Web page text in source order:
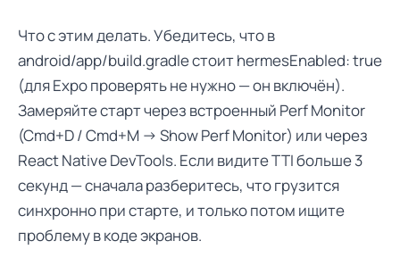
Что с этим делать. Убедитесь, что в
android/app/build.gradle стоит hermesEnabled: true
(для Expo проверять не нужно — он включён).
Замеряйте старт через встроенный Perf Monitor
(Cmd+D / Cmd+M → Show Perf Monitor) или через
React Native DevTools. Если видите TTI больше 3
секунд — сначала разберитесь, что грузится
синхронно при старте, и только потом ищите
проблему в коде экранов.